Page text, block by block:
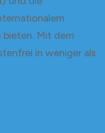
bieten. Mit dem
in weniger als